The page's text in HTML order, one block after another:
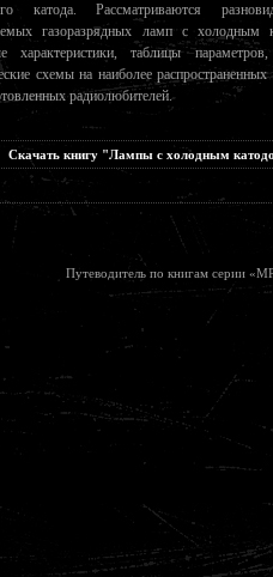
катода. Рассматриваются
газоразрядных ламп с холодным
характеристики, таблицы
схемы на наиболее
радиолюбителей.
Скачать книгу "Лампы с холодным
Путеводитель по книгам серии